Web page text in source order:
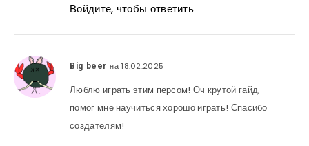
Войдите, чтобы ответить
Big beer на 18.02.2025
Люблю играть этим персом! Оч крутой гайд,
помог мне научиться хорошо играть! Спасибо
создателям!